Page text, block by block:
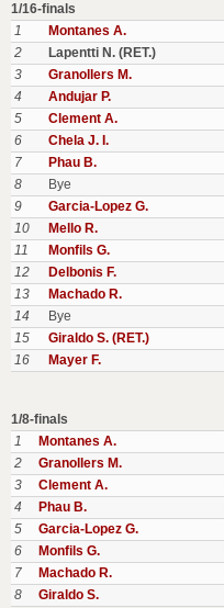
1/16-finals
1
Montanes A.
2
Lapentti N. (RET.)
3
Granollers M.
4
Andujar P.
5
Clement A.
6
Chela J. I.
7
Phau B.
8
Bye
9
Garcia-Lopez G.
10
Mello R.
11
Monfils G.
12
Delbonis F.
13
Machado R.
14
Bye
15
Giraldo S. (RET.)
16
Mayer F.
1/8-finals
1
Montanes A.
2
Granollers M.
3
Clement A.
4
Phau B.
5
Garcia-Lopez G.
6
Monfils G.
7
Machado R.
8
Giraldo S.